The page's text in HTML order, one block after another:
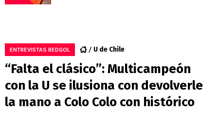
ENTREVISTAS REDGOL U de Chile
“Falta el clásico”: Multicampeón
con la U se ilusiona con devolverle
la mano a Colo Colo con histórico